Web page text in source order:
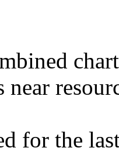
near
for the